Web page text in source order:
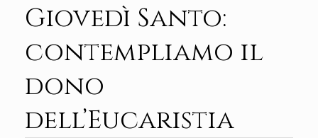
Giovedì Santo:
contempliamo il
dono
dell’Eucaristia